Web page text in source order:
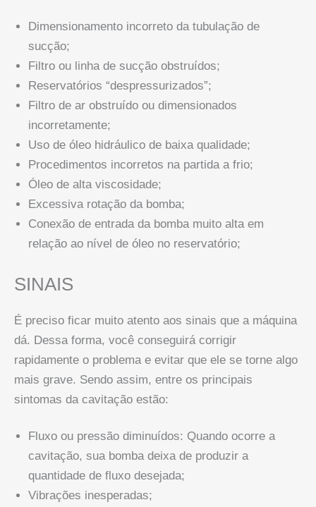
Dimensionamento incorreto da tubulação de
sucção;
Filtro ou linha de sucção obstruídos;
Reservatórios “despressurizados”;
Filtro de ar obstruído ou dimensionados
incorretamente;
Uso de óleo hidráulico de baixa qualidade;
Procedimentos incorretos na partida a frio;
Óleo de alta viscosidade;
Excessiva rotação da bomba;
Conexão de entrada da bomba muito alta em
relação ao nível de óleo no reservatório;
SINAIS
É preciso ficar muito atento aos sinais que a máquina
dá. Dessa forma, você conseguirá corrigir
rapidamente o problema e evitar que ele se torne algo
mais grave. Sendo assim, entre os principais
sintomas da cavitação estão:
Fluxo ou pressão diminuídos: Quando ocorre a
cavitação, sua bomba deixa de produzir a
quantidade de fluxo desejada;
Vibrações inesperadas;